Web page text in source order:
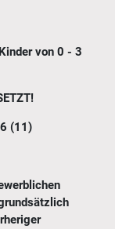
von 0 - 3
(11)